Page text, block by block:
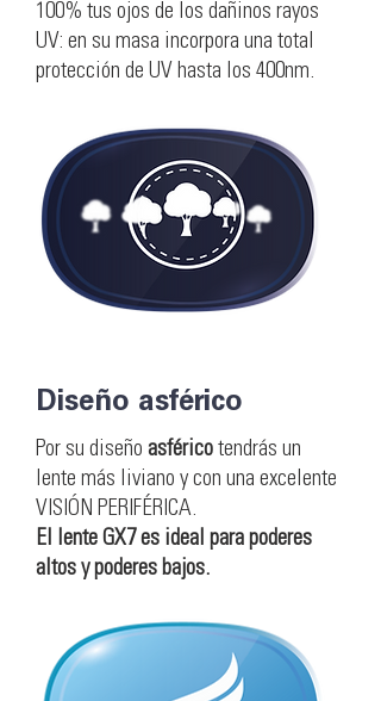
100% tus ojos de los dañinos rayos
UV: en su masa incorpora una total
protección de UV hasta los 400nm.
Diseño asférico
Por su diseño asférico tendrás un
lente más liviano y con una excelente
VISIÓN PERIFÉRICA.
El lente GX7 es ideal para poderes
altos y poderes bajos.